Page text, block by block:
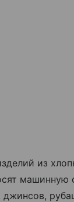
из
машинную
джинсов,